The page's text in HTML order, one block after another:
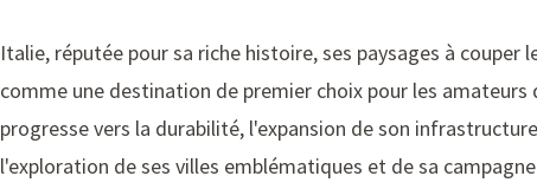
Italie, réputée pour sa riche histoire, ses paysages à
comme une destination de premier choix pour les amateurs
progresse vers la durabilité, l'expansion de son
l'exploration de ses villes emblématiques et de sa